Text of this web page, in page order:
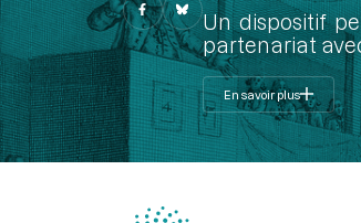
Un dispositif
partenariat
En savoir plus